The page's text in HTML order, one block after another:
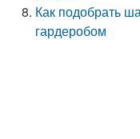
Как подобрать
гардеробом